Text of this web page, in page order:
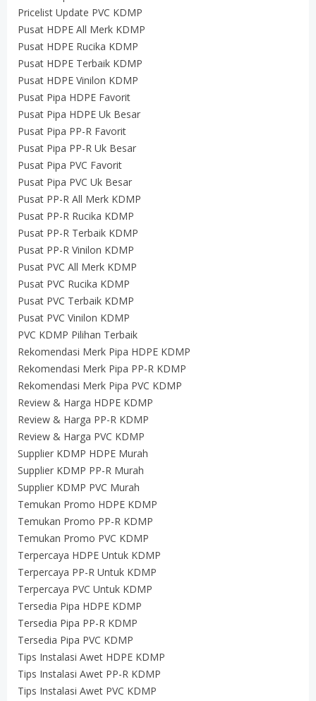
Pricelist Update PVC KDMP
Pusat HDPE All Merk KDMP
Pusat HDPE Rucika KDMP
Pusat HDPE Terbaik KDMP
Pusat HDPE Vinilon KDMP
Pusat Pipa HDPE Favorit
Pusat Pipa HDPE Uk Besar
Pusat Pipa PP-R Favorit
Pusat Pipa PP-R Uk Besar
Pusat Pipa PVC Favorit
Pusat Pipa PVC Uk Besar
Pusat PP-R All Merk KDMP
Pusat PP-R Rucika KDMP
Pusat PP-R Terbaik KDMP
Pusat PP-R Vinilon KDMP
Pusat PVC All Merk KDMP
Pusat PVC Rucika KDMP
Pusat PVC Terbaik KDMP
Pusat PVC Vinilon KDMP
PVC KDMP Pilihan Terbaik
Rekomendasi Merk Pipa HDPE KDMP
Rekomendasi Merk Pipa PP-R KDMP
Rekomendasi Merk Pipa PVC KDMP
Review & Harga HDPE KDMP
Review & Harga PP-R KDMP
Review & Harga PVC KDMP
Supplier KDMP HDPE Murah
Supplier KDMP PP-R Murah
Supplier KDMP PVC Murah
Temukan Promo HDPE KDMP
Temukan Promo PP-R KDMP
Temukan Promo PVC KDMP
Terpercaya HDPE Untuk KDMP
Terpercaya PP-R Untuk KDMP
Terpercaya PVC Untuk KDMP
Tersedia Pipa HDPE KDMP
Tersedia Pipa PP-R KDMP
Tersedia Pipa PVC KDMP
Tips Instalasi Awet HDPE KDMP
Tips Instalasi Awet PP-R KDMP
Tips Instalasi Awet PVC KDMP